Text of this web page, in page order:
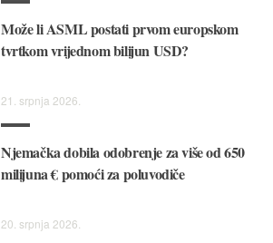
Može li ASML postati prvom europskom
tvrtkom vrijednom bilijun USD?
21. srpnja 2026.
Njemačka dobila odobrenje za više od 650
milijuna € pomoći za poluvodiče
20. srpnja 2026.